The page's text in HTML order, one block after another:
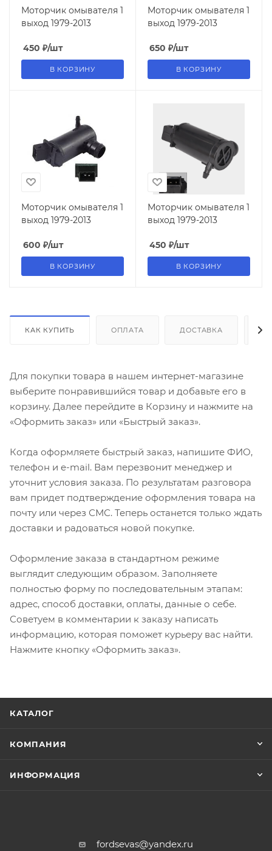
Моторчик омывателя 1
выход 1979-2013
450 ₽/шт
В КОРЗИНУ
Моторчик омывателя 1
выход 1979-2013
650 ₽/шт
В КОРЗИНУ
Моторчик омывателя 1
выход 1979-2013
600 ₽/шт
В КОРЗИНУ
Моторчик омывателя 1
выход 1979-2013
450 ₽/шт
В КОРЗИНУ
КАК КУПИТЬ ОПЛАТА ДОСТАВКА
Для покупки товара в нашем интернет-магазине
выберите понравившийся товар и добавьте его в
корзину. Далее перейдите в Корзину и нажмите на
«Оформить заказ» или «Быстрый заказ».
Когда оформляете быстрый заказ, напишите ФИО,
телефон и e-mail. Вам перезвонит менеджер и
уточнит условия заказа. По результатам разговора
вам придет подтверждение оформления товара на
почту или через СМС. Теперь останется только ждать
доставки и радоваться новой покупке.
Оформление заказа в стандартном режиме
выглядит следующим образом. Заполняете
полностью форму по последовательным этапам:
адрес, способ доставки, оплаты, данные о себе.
Советуем в комментарии к заказу написать
информацию, которая поможет курьеру вас найти.
Нажмите кнопку «Оформить заказ».
КАТАЛОГ
КОМПАНИЯ
ИНФОРМАЦИЯ
fordsevas@yandex.ru